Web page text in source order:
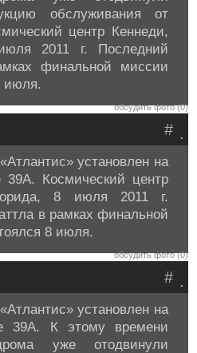
обслуживания от
центр Кеннеди,
2011 г. Последний
финальной миссии
июля.
обсудить фото (0)
.
#
установлен на
39A. Космический центр
8 июля 2011 г.
в рамках финальной
8 июля.
обсудить фото (0)
.
#
установлен на
39A. К этому времени
уже отодвинули